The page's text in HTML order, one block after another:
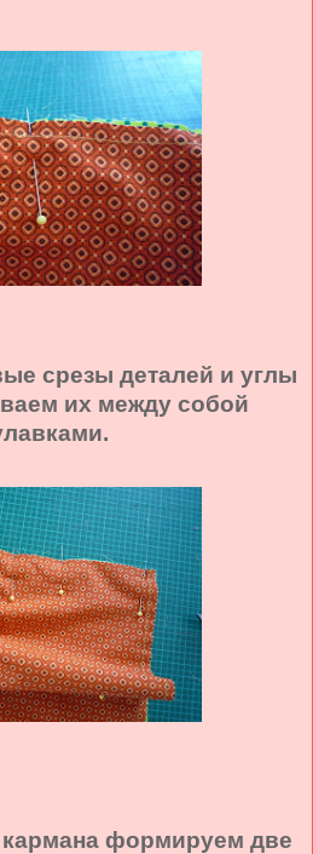
срезы деталей и углы
их между собой
кармана формируем две